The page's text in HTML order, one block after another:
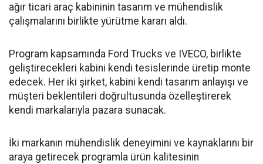
ağır ticari araç kabininin tasarım ve mühendislik
çalışmalarını birlikte yürütme kararı aldı.
Program kapsamında Ford Trucks ve IVECO, birlikte
geliştirecekleri kabini kendi tesislerinde üretip monte
edecek. Her iki şirket, kabini kendi tasarım anlayışı ve
müşteri beklentileri doğrultusunda özelleştirerek
kendi markalarıyla pazara sunacak.
İki markanın mühendislik deneyimini ve kaynaklarını bir
araya getirecek programla ürün kalitesinin